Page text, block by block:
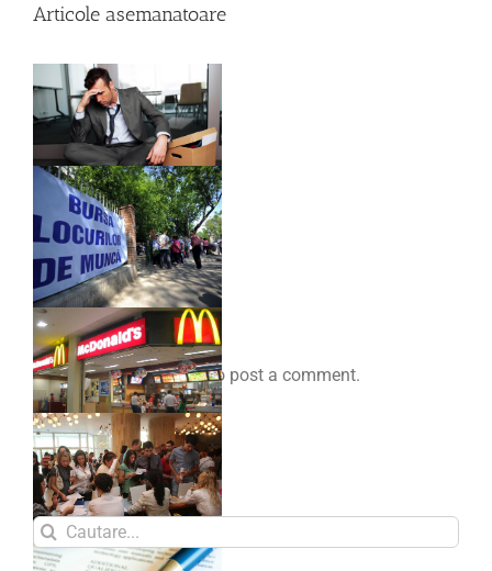
Articole asemanatoare
Comenteaza
You must belogged into post a comment.
Search
for: